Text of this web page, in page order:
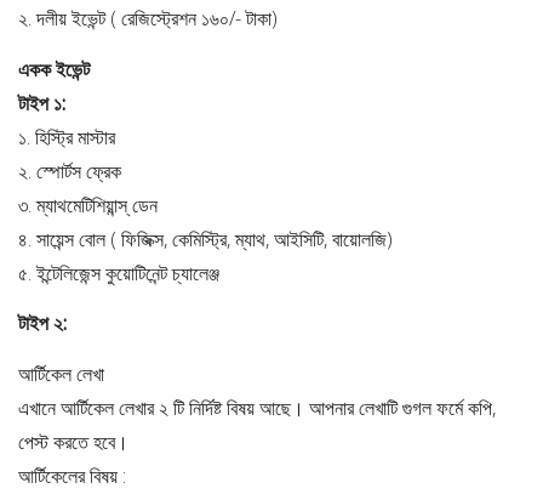
২. দলীয় ইভেন্ট ( রেজিস্ট্রেশন ১৬০/- টাকা)
একক ইভেন্ট
টাইপ ১:
১. হিস্ট্রি মাস্টার
২. স্পোর্টস ফ্রেক
৩. ম্যাথমেটিশিয়ান্স্ ডেন
৪. সায়েন্স বোল ( ফিজিক্স, কেমিস্ট্রি, ম্যাথ, আইসিটি, বায়োলজি)
৫. ইন্টেলিজেন্স কুয়োটিনেন্ট চ্যালেঞ্জ
টাইপ ২:
আর্টিকেল লেখা
এখানে আর্টিকেল লেখার ২ টি নির্দিষ্ট বিষয় আছে। আপনার লেখাটি গুগল ফর্মে কপি,
পেস্ট করতে হবে।
আর্টিকেলের বিষয় :